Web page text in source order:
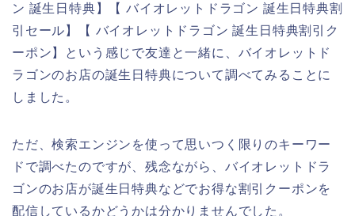
ン 誕生日特典】【 バイオレットドラゴン 誕生日特典割
引セール】【 バイオレットドラゴン 誕生日特典割引ク
ーポン】という感じで友達と一緒に、バイオレットド
ラゴンのお店の誕生日特典について調べてみることに
しました。
ただ、検索エンジンを使って思いつく限りのキーワー
ドで調べたのですが、残念ながら、バイオレットドラ
ゴンのお店が誕生日特典などでお得な割引クーポンを
配信しているかどうかは分かりませんでした。